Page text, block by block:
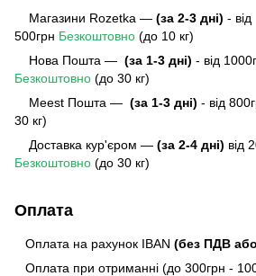
Магазини Rozetka — (за 2-3 дні) - від
500грн Безкоштовно (до 10 кг)
Нова Пошта — (за 1-3 дні) - від
Безкоштовно (до 30 кг)
Meest Пошта — (за 1-3 дні) - від
30 кг)
Доставка кур'єром — (за 2-4 дні) від
Безкоштовно (до 30 кг)
Оплата
Оплата на рахунок IBAN (без ПДВ
Оплата при отриманні (до 300грн -